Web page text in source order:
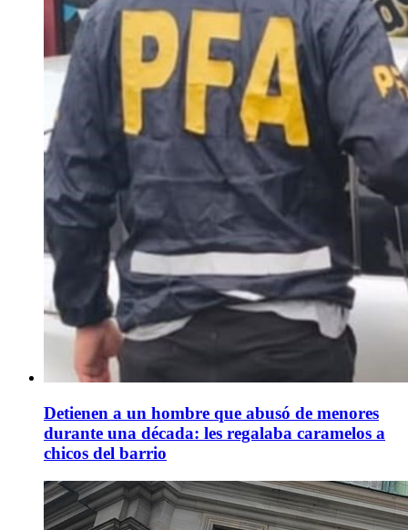
Detienen a un hombre que abusó de menores
durante una década: les regalaba caramelos a
chicos del barrio